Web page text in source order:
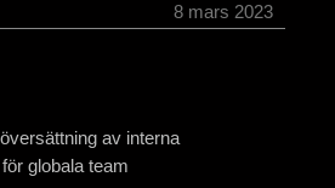
8 mars 2023
av interna
globala team